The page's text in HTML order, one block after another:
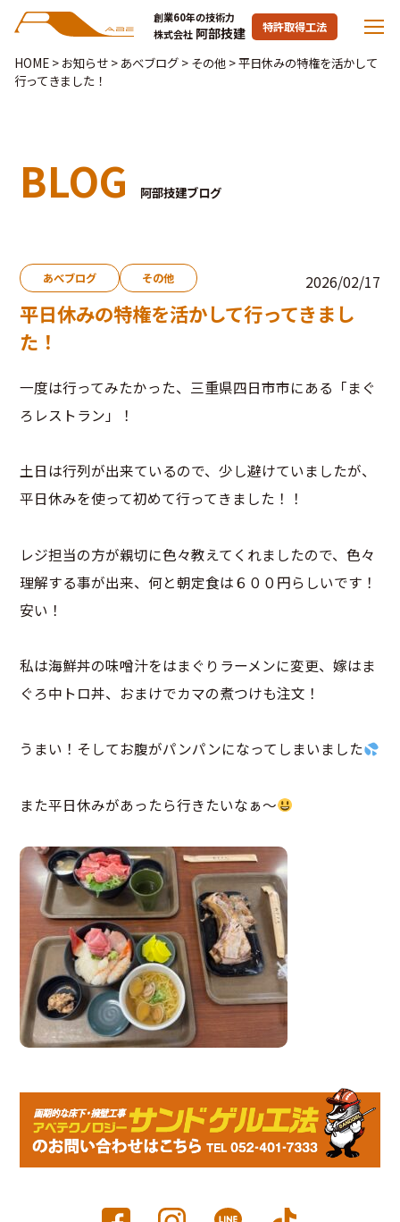
創業60年の技術力
株式会社 阿部技建 特許取得工法
HOME> お知らせ> あべブログ> その他>平日休みの特権を活かして
行ってきました！
BLOG 阿部技建ブログ
あべブログ その他 2026/02/17
平日休みの特権を活かして行ってきまし
た！
一度は行ってみたかった、三重県四日市市にある「まぐ
ろレストラン」！
土日は行列が出来ているので、少し避けていましたが、
平日休みを使って初めて行ってきました！！
レジ担当の方が親切に色々教えてくれましたので、色々
理解する事が出来、何と朝定食は６００円らしいです！
安い！
私は海鮮丼の味噌汁をはまぐりラーメンに変更、嫁はま
ぐろ中トロ丼、おまけでカマの煮つけも注文！
うまい！そしてお腹がパンパンになってしまいました
また平日休みがあったら行きたいなぁ～